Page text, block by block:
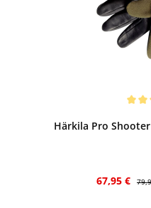
Härkila Pro
67,95 €